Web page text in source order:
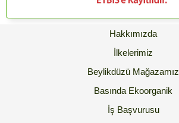
Hakkımızda
İlkelerimiz
Beylikdüzü Mağazamız
Basında Ekoorganik
İş Başvurusu